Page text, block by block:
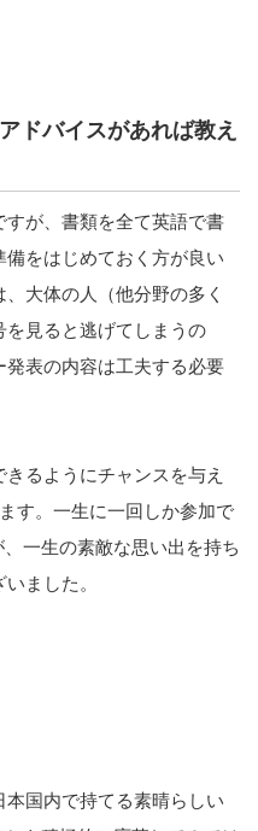
ドバイスがあれば教え
が、書類を全て英語で書
をはじめておく方が良い
大体の人（他分野の多く
見ると逃げてしまうの
表の内容は工夫する必要
るようにチャンスを与え
す。一生に一回しか参加で
一生の素敵な思い出を持ち
ました。
国内で持てる素晴らしい